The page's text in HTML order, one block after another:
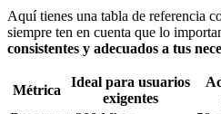
Aquí tienes una tabla de referencia
siempre ten en cuenta que lo
consistentes y adecuados a tus
Métrica
Ideal para usuarios
exigentes